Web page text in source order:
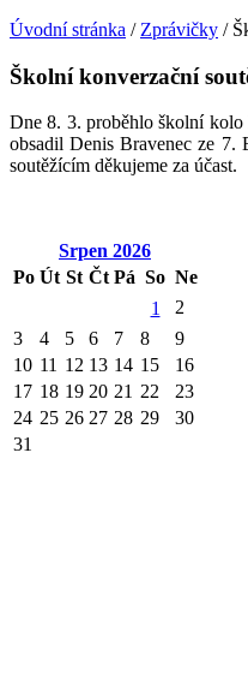
Úvodní stránka / Zprávičky /
Školní konverzační
Dne 8. 3. proběhlo školní kolo
obsadil Denis Bravenec ze 7.
soutěžícím děkujeme za účast.
Srpen 2026
Po Út St Čt Pá So Ne
1
2
3
4 5 6 7 8
9
10 11 12 13 14 15
16
17 18 19 20 21 22
23
24 25 26 27 28 29
30
31